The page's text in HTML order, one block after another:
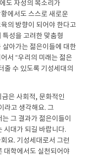
도 자성의 목소리가
에서도 스스로 새로운
의 방향이 되어야 한다고
특성을 고려한 맞춤형
아가는 젊은이들에 대한
서 “우리의 미래는 젊은
줄 수 있도록 기성세대의
은 사회적, 문화적인
라고 생각해요. 그
그 결과가 젊은이들이
시대가 되길 바랍니다.
요. 기성세대로서 그런
대학에서도 실천되어야